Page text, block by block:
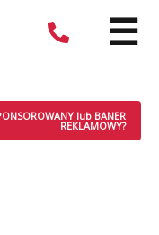
☰
lub BANER
REKLAMOWY?